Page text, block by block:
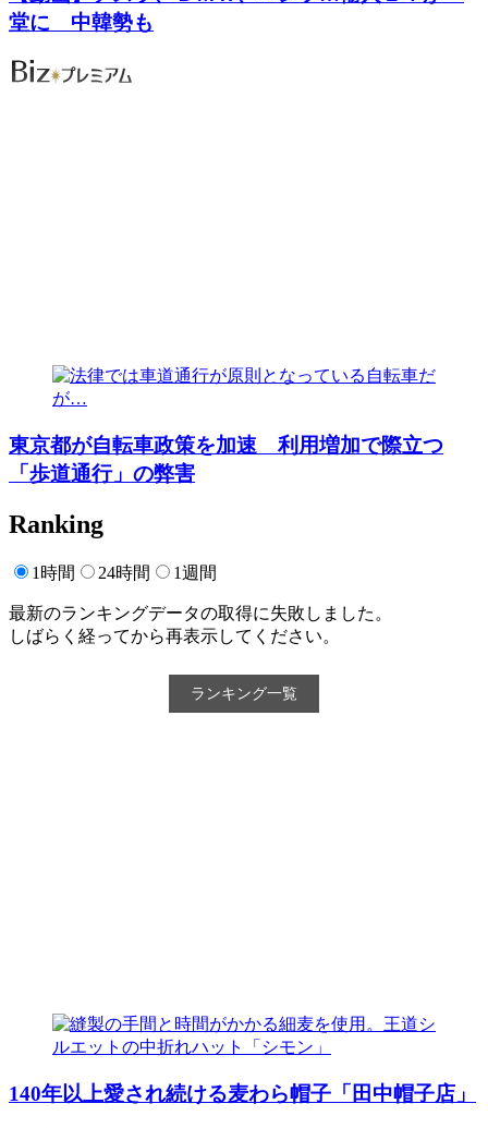
堂に 中韓勢も
東京都が自転車政策を加速 利用増加で際立つ
「歩道通行」の弊害
Ranking
1時間 24時間 1週間
最新のランキングデータの取得に失敗しました。
しばらく経ってから再表示してください。
ランキング一覧
140年以上愛され続ける麦わら帽子「田中帽子店」